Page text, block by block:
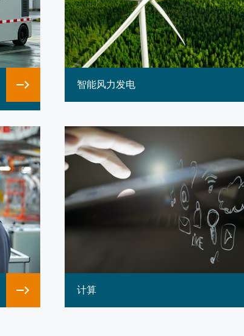
，零故障。
极大降低原有C#/VB.NET开发者
，无操作系统授权费，功耗更低更
必要的更新与安全风险，无风扇设
CM5）提供长达 10 年以上的长期
期、稳定的安全更新与维护，免除
级选择。
拼图
智能风力发电
计算